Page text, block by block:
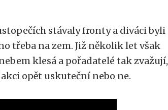
stávaly fronty a diváci byli
třeba na zem. Již několik let však
klesá a pořadatelé tak zvažují,
opět uskuteční nebo ne.